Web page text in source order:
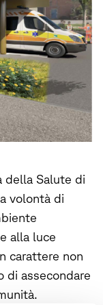
della Salute di
volontà di
alla luce
carattere non
di assecondare